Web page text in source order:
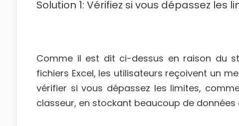
Solution 1: Vérifiez si vous dépassez les
Comme il est dit ci-dessus en raison du
fichiers Excel, les utilisateurs reçoivent un
vérifier si vous dépassez les limites,
classeur, en stockant beaucoup de données